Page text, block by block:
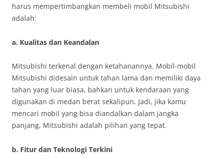
harus mempertimbangkan membeli mobil Mitsubishi
adalah:
a. Kualitas dan Keandalan
Mitsubishi terkenal dengan ketahanannya. Mobil-mobil
Mitsubishi didesain untuk tahan lama dan memiliki daya
tahan yang luar biasa, bahkan untuk kendaraan yang
digunakan di medan berat sekalipun. Jadi, jika kamu
mencari mobil yang bisa diandalkan dalam jangka
panjang, Mitsubishi adalah pilihan yang tepat.
b. Fitur dan Teknologi Terkini